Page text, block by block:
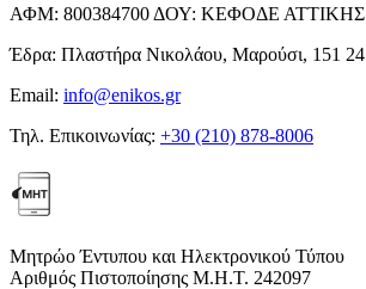
ΑΦΜ: 800384700 ΔΟΥ: ΚΕΦΟΔΕ ΑΤΤΙΚΗΣ
Έδρα: Πλαστήρα Νικολάου, Μαρούσι, 151 24
Email: info@enikos.gr
Τηλ. Επικοινωνίας: +30 (210) 878-8006
Μητρώο Έντυπου και Ηλεκτρονικού Τύπου
Αριθμός Πιστοποίησης Μ.Η.Τ. 242097